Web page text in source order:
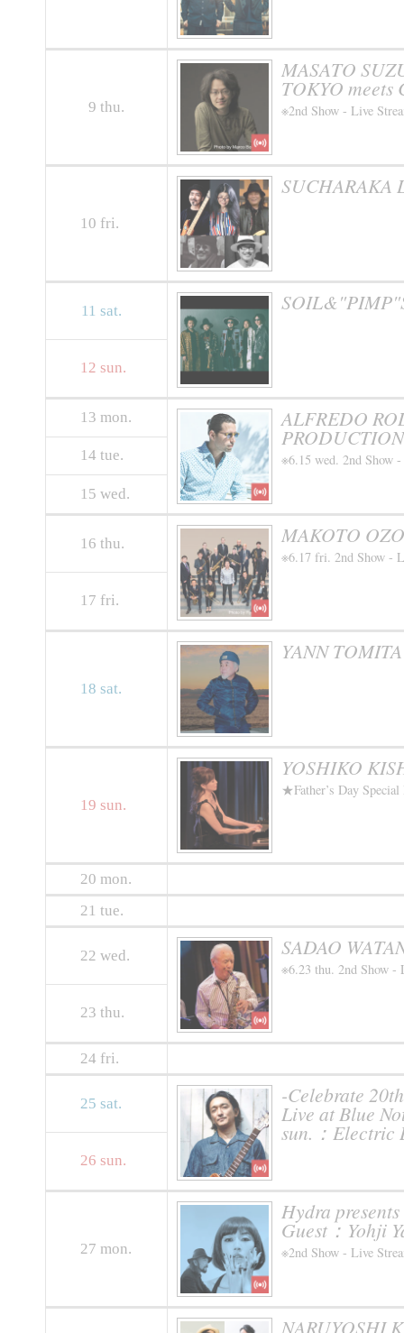
9 thu.
MASATO
TOKYO meets
※2nd Show - Live
10 fri.
SUCHARAKA
11 sat.
12 sun.
13 mon. ALFREDO
※6.15 wed. 2nd Show
14 tue.
15 wed.
16 thu. MAKOTO
※6.17 fri. 2nd Show -
17 fri.
18 sat.
YANN
19 sun.
YOSHIKO
★Father’s Day
20 mon.
21 tue.
22 wed. SADAO
※6.23 thu. 2nd Show -
23 thu.
24 fri.
25 sat. -Celebrate
Live at Blue
sun.：Electric
26 sun.
27 mon.
Hydra
Guest：Yohji
※2nd Show - Live
NARUYOSHI